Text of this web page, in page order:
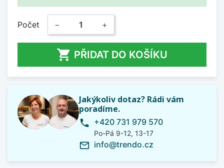
Počet − +
 PŘIDAT DO KOŠÍKU
Jakýkoliv dotaz? Rádi vám
poradíme.
phone +420 731 979 570
Po-Pá 9-12, 13-17
mail_outline info@trendo.cz